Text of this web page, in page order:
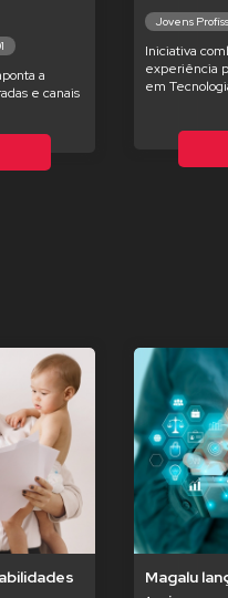
a
e canais
Jovens
Iniciativa
experiência
em
Magalu